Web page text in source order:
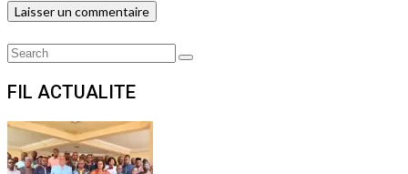
Search
Search
FIL ACTUALITE